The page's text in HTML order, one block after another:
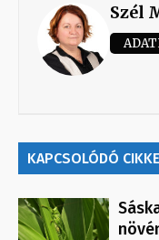
Szél
KAPCSOLÓDÓ